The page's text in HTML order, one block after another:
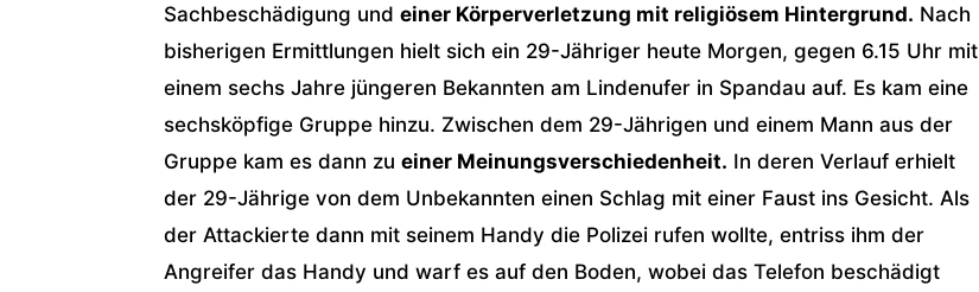
Sachbeschädigung und einer Körperverletzung mit religiösem Hintergrund. Nach
bisherigen Ermittlungen hielt sich ein 29-Jähriger heute Morgen, gegen 6.15 Uhr mit
einem sechs Jahre jüngeren Bekannten am Lindenufer in Spandau auf. Es kam eine
sechsköpfige Gruppe hinzu. Zwischen dem 29-Jährigen und einem Mann aus der
Gruppe kam es dann zu einer Meinungsverschiedenheit. In deren Verlauf erhielt
der 29-Jährige von dem Unbekannten einen Schlag mit einer Faust ins Gesicht. Als
der Attackierte dann mit seinem Handy die Polizei rufen wollte, entriss ihm der
Angreifer das Handy und warf es auf den Boden, wobei das Telefon beschädigt